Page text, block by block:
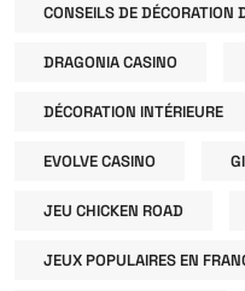
CONSEILS DE DÉCORATION
DRAGONIA CASINO
DÉCORATION INTÉRIEURE
EVOLVE CASINO
JEU CHICKEN ROAD
JEUX POPULAIRES EN